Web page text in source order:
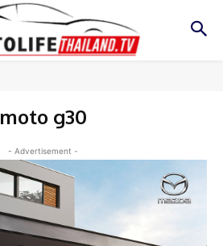
moto g30
- Advertisement -